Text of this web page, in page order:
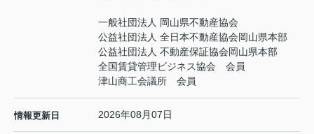
一般社団法人 岡山県不動産協会
公益社団法人 全日本不動産協会岡山県本部
公益社団法人 不動産保証協会岡山県本部
全国賃貸管理ビジネス協会 会員
津山商工会議所 会員
情報更新日 2026年08月07日